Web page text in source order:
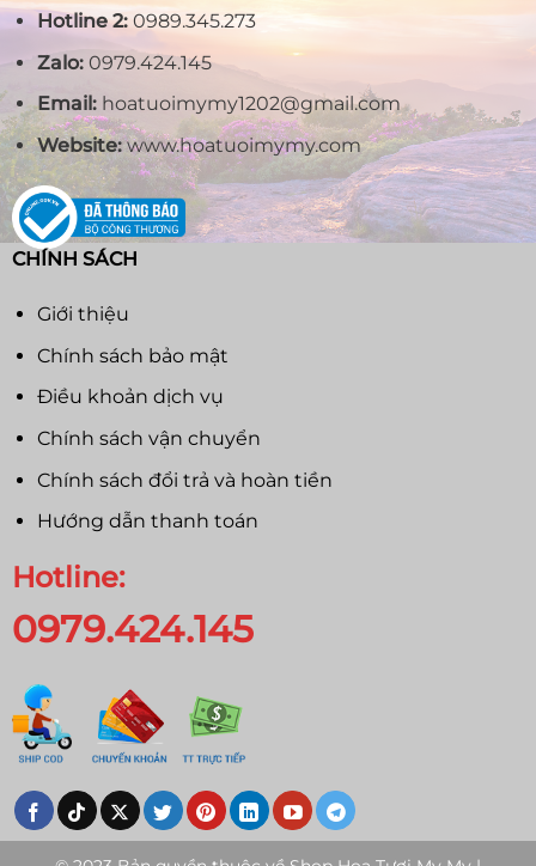
Hotline 2:0989.345.273
Zalo:0979.424.145
Email:hoatuoimymy1202@gmail.com
Website:www.hoatuoimymy.com
CHÍNH SÁCH
Giới thiệu
Chính sách bảo mật
Điều khoản dịch vụ
Chính sách vận chuyển
Chính sách đổi trả và hoàn tiền
Hướng dẫn thanh toán
Hotline:
0979.424.145